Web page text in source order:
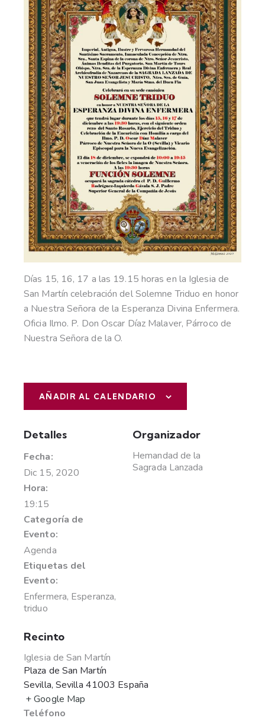
Días 15, 16, 17 a las 19.15 horas en la Iglesia de
San Martín celebración del Solemne Triduo en honor
a Nuestra Señora de la Esperanza Divina Enfermera.
Oficia Ilmo. P. Don Oscar Díaz Malaver, Párroco de
Nuestra Señora de la O.
AÑADIR AL CALENDARIO
Detalles
Fecha:
Dic 15, 2020
Hora:
19:15
Categoría de
Evento:
Agenda
Etiquetas del
Evento:
Enfermera, Esperanza,
triduo
Organizador
Hemandad de la
Sagrada Lanzada
Recinto
Iglesia de San Martín
Plaza de San Martín
Sevilla, Sevilla 41003 España
+ Google Map
Teléfono